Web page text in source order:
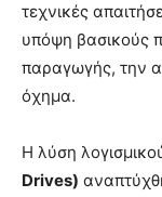
τεχνικές
υπόψη βασικούς
παραγωγής, την
όχημα.
Η λύση
Drives)